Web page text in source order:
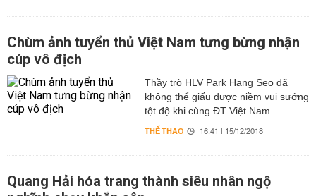
Chùm ảnh tuyển thủ Việt Nam tưng bừng nhận
cúp vô địch
Thầy trò HLV Park Hang Seo đã
không thể giấu được niềm vui sướng
tột độ khi cùng ĐT Việt Nam...
THỂ THAO 16:41 | 15/12/2018
Quang Hải hóa trang thành siêu nhân ngộ